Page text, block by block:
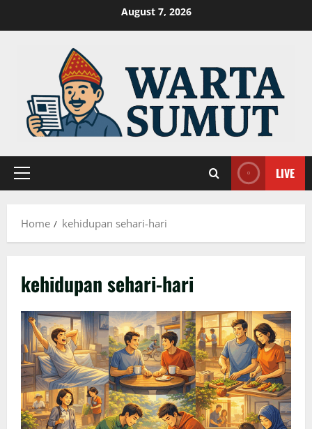
August 7, 2026
Primary
LIVE
Home kehidupan sehari-hari
kehidupan sehari-hari